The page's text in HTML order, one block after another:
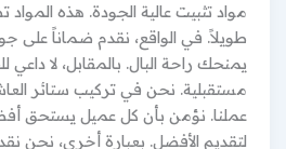
مواد تثبيت عالية الجودة. هذه المواد
طويلاً. في الواقع، نقدم ضماناً على
يمنحك راحة البال. بالمقابل، لا داعي
مستقبلية. نحن في تركيب ستائر
عملنا. نؤمن بأن كل عميل يستحق
لتقديم الأفضل. بعبارة أخرى، نحن